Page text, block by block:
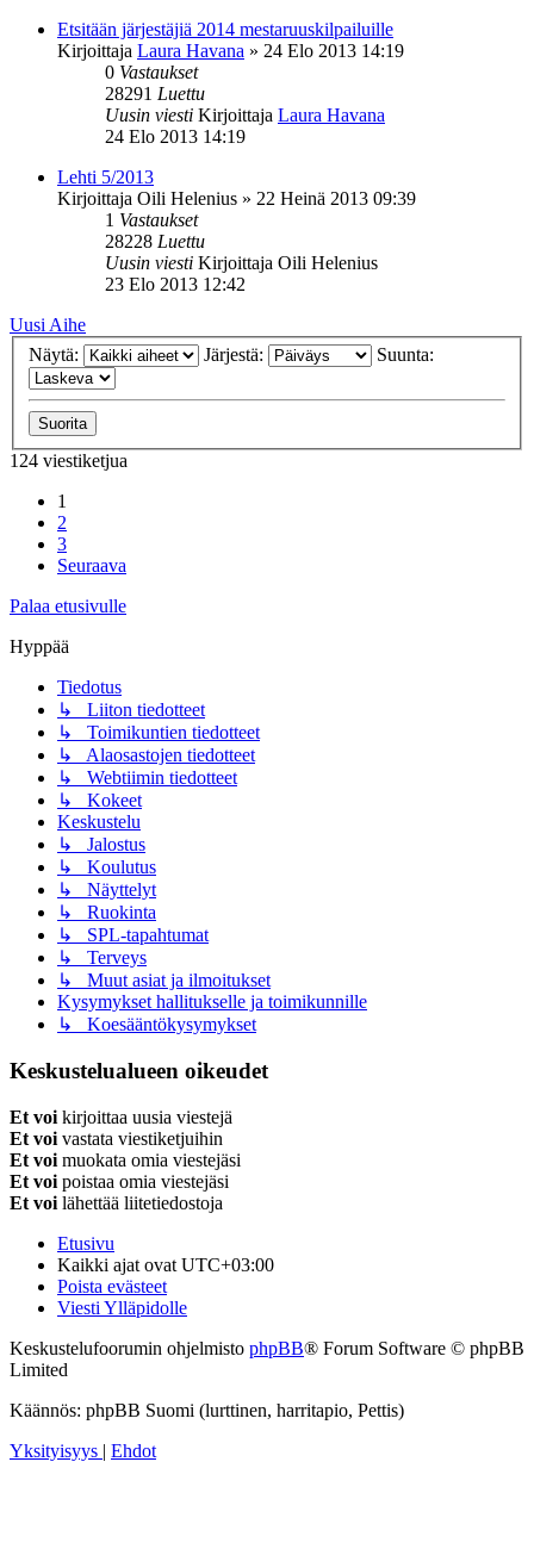
Etsitään järjestäjiä 2014 mestaruuskilpailuille
Kirjoittaja Laura Havana » 24 Elo 2013 14:19
0 Vastaukset
28291 Luettu
Uusin viesti Kirjoittaja Laura Havana
24 Elo 2013 14:19
Lehti 5/2013
Kirjoittaja Oili Helenius » 22 Heinä 2013 09:39
1 Vastaukset
28228 Luettu
Uusin viesti Kirjoittaja Oili Helenius
23 Elo 2013 12:42
Uusi Aihe
Näytä:
Järjestä: Suunta:
124 viestiketjua
1
2
3
Seuraava
Palaa etusivulle
Hyppää
Tiedotus
↳ Liiton tiedotteet
↳ Toimikuntien tiedotteet
↳ Alaosastojen tiedotteet
↳ Webtiimin tiedotteet
↳ Kokeet
Keskustelu
↳ Jalostus
↳ Koulutus
↳ Näyttelyt
↳ Ruokinta
↳ SPL-tapahtumat
↳ Terveys
↳ Muut asiat ja ilmoitukset
Kysymykset hallitukselle ja toimikunnille
↳ Koesääntökysymykset
Keskustelualueen oikeudet
Et voi kirjoittaa uusia viestejä
Et voi vastata viestiketjuihin
Et voi muokata omia viestejäsi
Et voi poistaa omia viestejäsi
Et voi lähettää liitetiedostoja
Etusivu
Kaikki ajat ovat UTC+03:00
Poista evästeet
Viesti Ylläpidolle
Keskustelufoorumin ohjelmisto phpBB® Forum Software © phpBB
Limited
Käännös: phpBB Suomi (lurttinen, harritapio, Pettis)
Yksityisyys | Ehdot